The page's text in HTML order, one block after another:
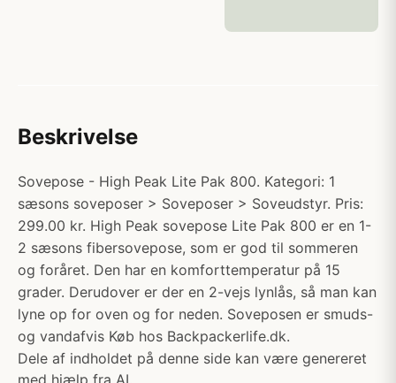
Beskrivelse
Sovepose - High Peak Lite Pak 800. Kategori: 1
sæsons soveposer > Soveposer > Soveudstyr. Pris:
299.00 kr. High Peak sovepose Lite Pak 800 er en 1-
2 sæsons fibersovepose, som er god til sommeren
og foråret. Den har en komforttemperatur på 15
grader. Derudover er der en 2-vejs lynlås, så man kan
lyne op for oven og for neden. Soveposen er smuds-
og vandafvis Køb hos Backpackerlife.dk.
Dele af indholdet på denne side kan være genereret
med hjælp fra AI.